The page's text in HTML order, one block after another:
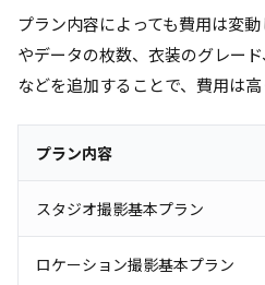
プラン内容によっても費用は変
やデータの枚数、衣装のグレー
などを追加することで、費用は高
プラン内容
スタジオ撮影基本プラン
ロケーション撮影基本プラン